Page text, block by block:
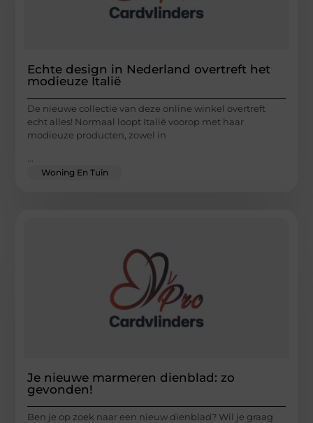
Echte design in Nederland overtreft het
modieuze Italië
De nieuwe collectie van deze online winkel overtreft
echt alles! Normaal loopt Italië voorop met haar
modieuze producten, zowel in
Woning En Tuin
Je nieuwe marmeren dienblad: zo
gevonden!
Ben je op zoek naar een nieuw dienblad? Wil je graag